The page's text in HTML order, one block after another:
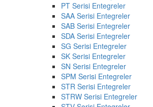
PT Serisi Entegreler
SAA Serisi Entegreler
SAB Serisi Entegreler
SDA Serisi Entegreler
SG Serisi Entegreler
SK Serisi Entegreler
SN Serisi Entegreler
SPM Serisi Entegreler
STR Serisi Entegreler
STRW Serisi Entegreler